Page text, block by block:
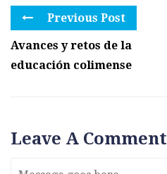
Previous Post
Avances y retos de la
educación colimense
Leave A Comment